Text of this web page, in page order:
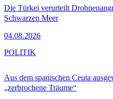
Die Türkei verurteilt
Schwarzen Meer
04.08.2026
Aus dem spanischen Ceuta
„zerbrochene Träume“
POLITIK